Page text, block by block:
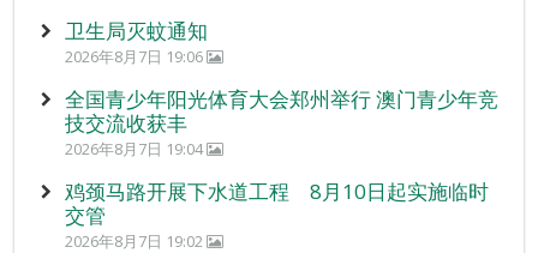
卫生局灭蚊通知
2026年8月7日 19:06
全国青少年阳光体育大会郑州举行 澳门青少年竞
技交流收获丰
2026年8月7日 19:04
鸡颈马路开展下水道工程 8月10日起实施临时
交管
2026年8月7日 19:02